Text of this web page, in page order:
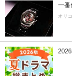
一
オリ